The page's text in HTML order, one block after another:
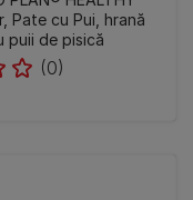
Pate cu Pui, hrană
puii de pisică
(0)